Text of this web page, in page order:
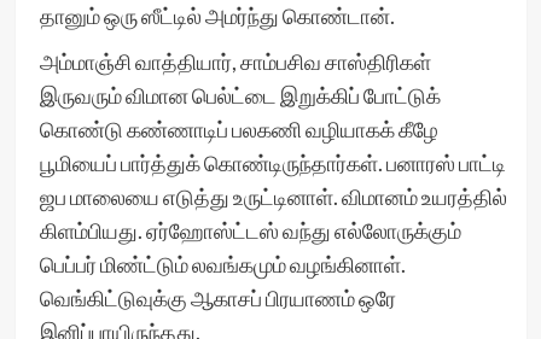
தானும் ஒரு ஸீட்டில் அமர்ந்து கொண்டான்.
அம்மாஞ்சி வாத்தியார், சாம்பசிவ சாஸ்திரிகள்
இருவரும் விமான பெல்ட்டை இறுக்கிப் போட்டுக்
கொண்டு கண்ணாடிப் பலகணி வழியாகக் கீழே
பூமியைப் பார்த்துக் கொண்டிருந்தார்கள். பனாரஸ் பாட்டி
ஜப மாலையை எடுத்து உருட்டினாள். விமானம் உயரத்தில்
கிளம்பியது. ஏர்ஹோஸ்ட்டஸ் வந்து எல்லோருக்கும்
பெப்பர் மிண்ட்டும் லவங்கமும் வழங்கினாள்.
வெங்கிட்டுவுக்கு ஆகாசப் பிரயாணம் ஒரே
இனிப்பாயிருந்தது.